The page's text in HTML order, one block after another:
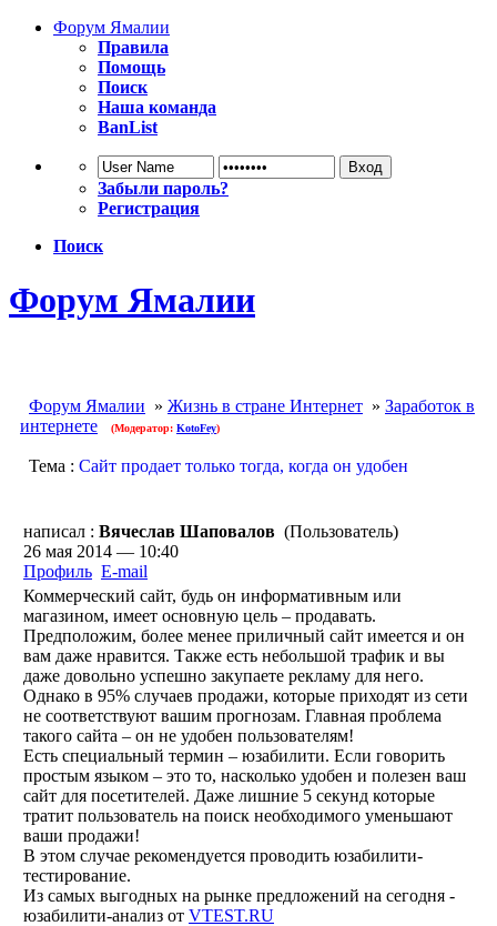
Форум Ямалии
Правила
Помощь
Поиск
Наша команда
BanList
Забыли пароль?
Регистрация
Поиск
Форум Ямалии
Форум Ямалии » Жизнь в стране Интернет » Заработок в
интернете
(Модератор: KotoFey)
Тема : Сайт продает только тогда, когда он удобен
написал : Вячеслав Шаповалов (Пользователь)
26 мая 2014 — 10:40
Профиль E-mail
Коммерческий сайт, будь он информативным или
магазином, имеет основную цель – продавать.
Предположим, более менее приличный сайт имеется и он
вам даже нравится. Также есть небольшой трафик и вы
даже довольно успешно закупаете рекламу для него.
Однако в 95% случаев продажи, которые приходят из сети
не соответствуют вашим прогнозам. Главная проблема
такого сайта – он не удобен пользователям!
Есть специальный термин – юзабилити. Если говорить
простым языком – это то, насколько удобен и полезен ваш
сайт для посетителей. Даже лишние 5 секунд которые
тратит пользователь на поиск необходимого уменьшают
ваши продажи!
В этом случае рекомендуется проводить юзабилити-
тестирование.
Из самых выгодных на рынке предложений на сегодня -
юзабилити-анализ от VTEST.RU